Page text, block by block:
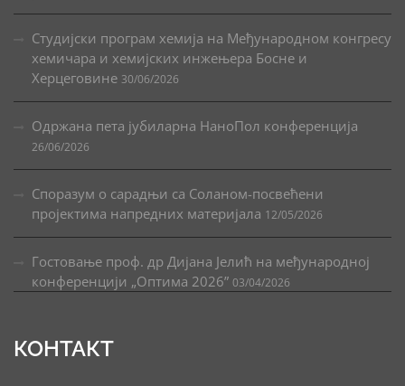
Студијски програм хемија на Међународном конгресу
хемичара и хемијских инжењера Босне и
Херцеговине 30/06/2026
Одржана пета јубиларна НаноПол конференција
26/06/2026
Споразум о сарадњи са Соланом-посвећени
пројектима напредних материјала 12/05/2026
Гостовање проф. др Дијана Јелић на међународној
конференцији „Оптима 2026” 03/04/2026
КОНТАКТ